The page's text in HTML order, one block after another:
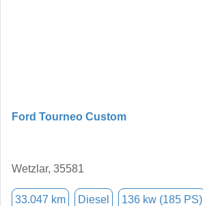
Ford Tourneo Custom
Wetzlar, 35581
33.047 km Diesel 136 kw (185 PS)